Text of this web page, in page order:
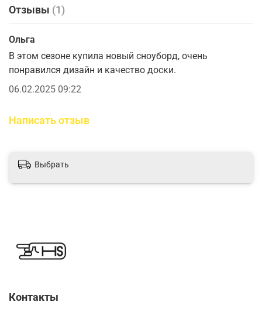
Отзывы (1)
Ольга
В этом сезоне купила новый сноуборд, очень
понравился дизайн и качество доски.
06.02.2025 09:22
Написать отзыв
Выбрать
Контакты